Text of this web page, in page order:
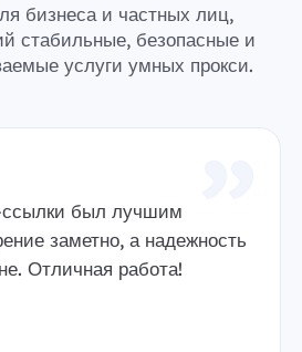
бизнеса и частных лиц,
стабильные, безопасные и
услуги умных прокси.
был лучшим
заметно, а надежность
Отличная работа!